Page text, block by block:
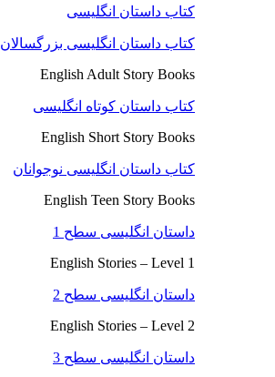
کتاب داستان انگلیسی
کتاب داستان انگلیسی بزرگسالان
English Adult Story Books
کتاب داستان کوتاه انگلیسی
English Short Story Books
کتاب داستان انگلیسی نوجوانان
English Teen Story Books
داستان انگلیسی سطح 1
English Stories – Level 1
داستان انگلیسی سطح 2
English Stories – Level 2
داستان انگلیسی سطح 3